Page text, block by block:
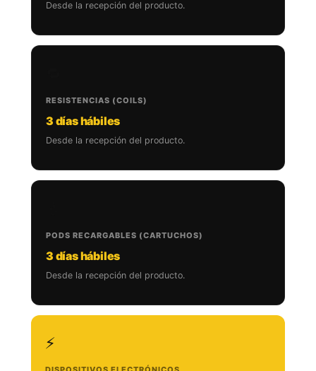
Desde la recepción del producto.
RESISTENCIAS (COILS)
3 días hábiles
Desde la recepción del producto.
PODS RECARGABLES (CARTUCHOS)
3 días hábiles
Desde la recepción del producto.
⚡